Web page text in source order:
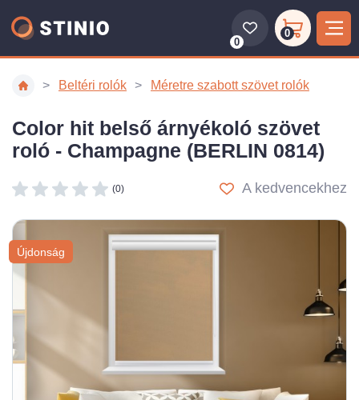
0
0
Beltéri rolók Méretre szabott szövet rolók
Color hit belső árnyékoló szövet
roló - Champagne (BERLIN 0814)
(0) A kedvencekhez
Újdonság